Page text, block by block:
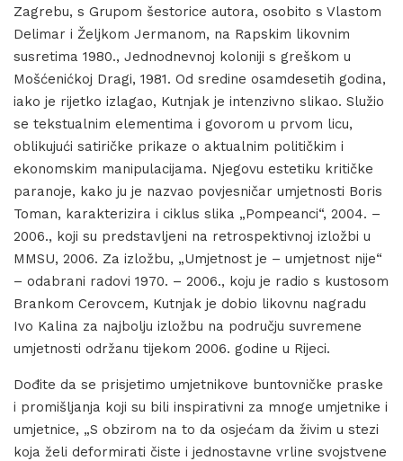
Zagrebu, s Grupom šestorice autora, osobito s Vlastom
Delimar i Željkom Jermanom, na Rapskim likovnim
susretima 1980., Jednodnevnoj koloniji s greškom u
Mošćenićkoj Dragi, 1981. Od sredine osamdesetih godina,
iako je rijetko izlagao, Kutnjak je intenzivno slikao. Služio
se tekstualnim elementima i govorom u prvom licu,
oblikujući satiričke prikaze o aktualnim političkim i
ekonomskim manipulacijama. Njegovu estetiku kritičke
paranoje, kako ju je nazvao povjesničar umjetnosti Boris
Toman, karakterizira i ciklus slika „Pompeanci“, 2004. –
2006., koji su predstavljeni na retrospektivnoj izložbi u
MMSU, 2006. Za izložbu, „Umjetnost je – umjetnost nije“
– odabrani radovi 1970. – 2006., koju je radio s kustosom
Brankom Cerovcem, Kutnjak je dobio likovnu nagradu
Ivo Kalina za najbolju izložbu na području suvremene
umjetnosti održanu tijekom 2006. godine u Rijeci.
Dođite da se prisjetimo umjetnikove buntovničke praske
i promišljanja koji su bili inspirativni za mnoge umjetnike i
umjetnice, „S obzirom na to da osjećam da živim u stezi
koja želi deformirati čiste i jednostavne vrline svojstvene